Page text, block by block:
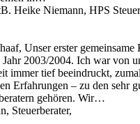
Heike Niemann, HPS
Unser erster
2003/2004. Ich war von
immer tief beeindruckt,
Erfahrungen – zu den sehr
gehören. Wir…
Steuerberater,